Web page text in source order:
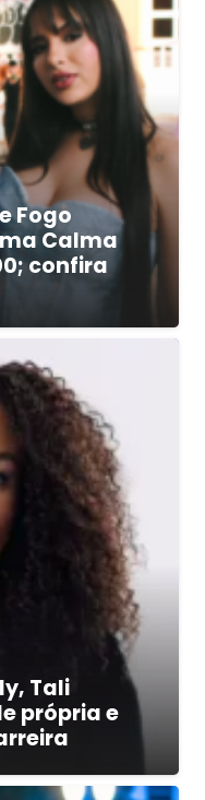
Fogo
Calma
confira
Tali
própria e